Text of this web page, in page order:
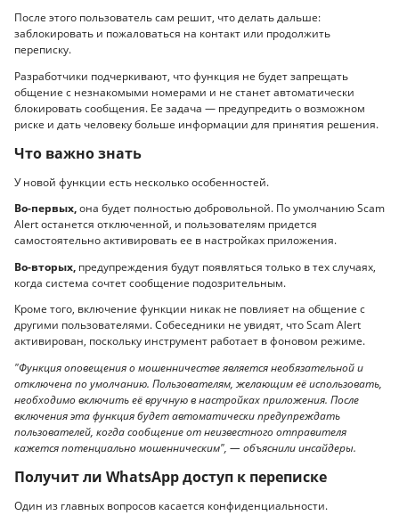
После этого пользователь сам решит, что делать дальше:
заблокировать и пожаловаться на контакт или продолжить
переписку.
Разработчики подчеркивают, что функция не будет запрещать
общение с незнакомыми номерами и не станет автоматически
блокировать сообщения. Ее задача — предупредить о возможном
риске и дать человеку больше информации для принятия решения.
Что важно знать
У новой функции есть несколько особенностей.
Во-первых,она будет полностью добровольной. По умолчанию Scam
Alert останется отключенной, и пользователям придется
самостоятельно активировать ее в настройках приложения.
Во-вторых, предупреждения будут появляться только в тех случаях,
когда система сочтет сообщение подозрительным.
Кроме того, включение функции никак не повлияет на общение с
другими пользователями. Собеседники не увидят, что Scam Alert
активирован, поскольку инструмент работает в фоновом режиме.
"Функция оповещения о мошенничестве является необязательной и
отключена по умолчанию. Пользователям, желающим её использовать,
необходимо включить её вручную в настройках приложения. После
включения эта функция будет автоматически предупреждать
пользователей, когда сообщение от неизвестного отправителя
кажется потенциально мошенническим", — объяснили инсайдеры.
Получит ли WhatsApp доступ к переписке
Один из главных вопросов касается конфиденциальности.